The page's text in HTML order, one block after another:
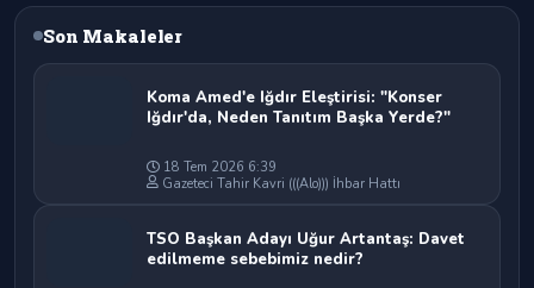
Son Makaleler
Koma Amed'e Iğdır Eleştirisi: "Konser
Iğdır'da, Neden Tanıtım Başka Yerde?"
18 Tem 2026 6:39
Gazeteci Tahir Kavri (((Alo))) İhbar Hattı
TSO Başkan Adayı Uğur Artantaş: Davet
edilmeme sebebimiz nedir?